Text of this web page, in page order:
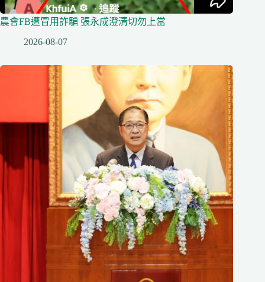
農會FB遭冒用詐騙 張永成澄清切勿上當
2026-08-07